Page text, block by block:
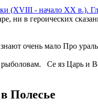
(XVIII - начало XX в.).
ни в героических
очень мало Про
Се яз Царь и
Полесье